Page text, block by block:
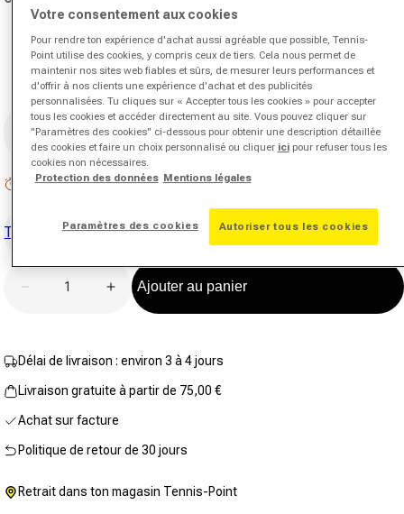
notation.
sur
la
même
page.
Taille
nosize
Stock faible : 2 restants
Tester maintenant
Quantité
Diminuer la quantité pour Wonder Raquette de padel
Augmenter la quantité pour Wonder
Ajouter au panier
Délai de livraison : environ 3 à 4 jours
Livraison gratuite à partir de 75,00 €
Achat sur facture
Politique de retour de 30 jours
Retrait dans ton magasin Tennis-Point
Votre consentement aux cookies
Pour rendre ton expérience d'achat aussi agréable que possible, Tennis-
Point utilise des cookies, y compris ceux de tiers. Cela nous permet de
maintenir nos sites web fiables et sûrs, de mesurer leurs performances et
d'offrir à nos clients une expérience d'achat et des publicités
personnalisées. Tu cliques sur « Accepter tous les cookies » pour accepter
tous les cookies et accéder directement au site. Vous pouvez cliquer sur
"Paramètres des cookies" ci-dessous pour obtenir une description détaillée
des cookies et faire un choix personnalisé ou cliquer icipour refuser tous les
cookies non nécessaires.
Protection des données Mentions légales
Paramètres des cookies Autoriser tous les cookies